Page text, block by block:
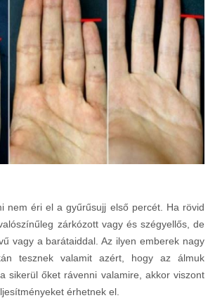
nem éri el a gyűrűsujj első percét. Ha rövid
zárkózott vagy és szégyellős, de
vagy a barátaiddal. Az ilyen emberek nagy
tesznek valamit azért, hogy az álmuk
sikerül őket rávenni valamire, akkor viszont
érhetnek el.